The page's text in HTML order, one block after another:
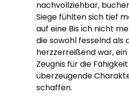
nachvollziehbar,
Siege fühlten sich tief
auf eine Bis ich nicht
die sowohl fesselnd als
herzzerreißend war,
Zeugnis für die
überzeugende
schaffen.